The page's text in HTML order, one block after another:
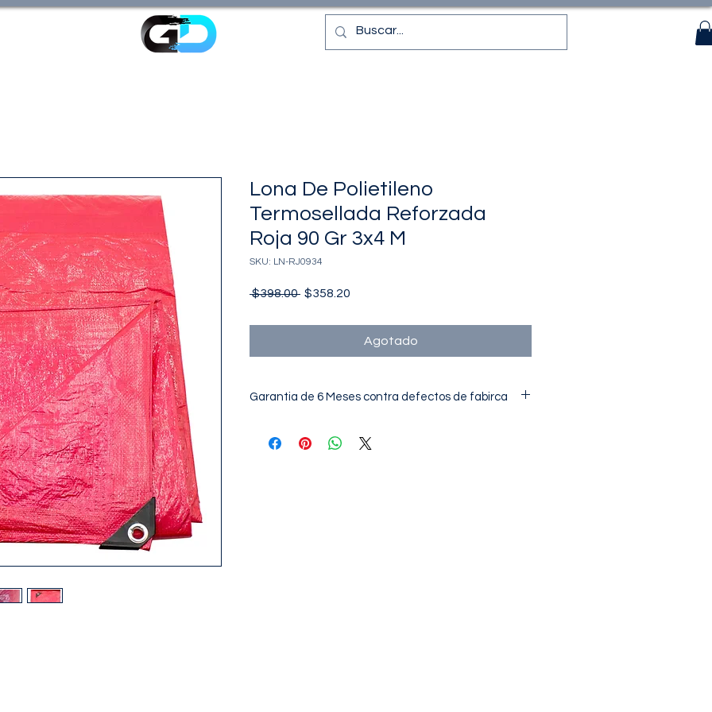
Lona De Polietileno
Termosellada Reforzada
Roja 90 Gr 3x4 M
SKU: LN-RJ0934
$398.00 Precio
$358.20
Agotado
Garantia de 6 Meses contra defectos de fabirca